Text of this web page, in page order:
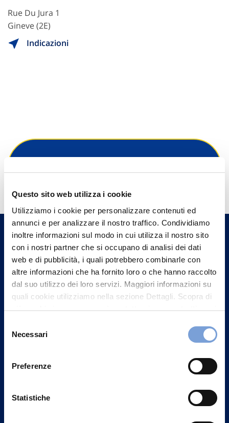
Questo sito web utilizza i cookie
Utilizziamo i cookie per personalizzare contenuti ed
annunci e per analizzare il nostro traffico. Condividiamo
inoltre informazioni sul modo in cui utilizza il nostro sito
con i nostri partner che si occupano di analisi dei dati
web e di pubblicità, i quali potrebbero combinarle con
altre informazioni che ha fornito loro o che hanno raccolto
dal suo utilizzo dei loro servizi. Maggiori informazioni su
quali cookie utilizziamo nella sezione Dettagli. Scopra di
più su chi siamo, come può contattarci e come trattiamo i
può trovare nel footer del sito nella sezione "Informativa
delNecessari
Preferenze
Statistiche
Rue Du Jura 1
Gineve (2E)
Indicazioni
Hai bisogno di
informazioni?
Trova l'Agenzia più vicina a te e parla con
un nostro Agente.
Contattaci